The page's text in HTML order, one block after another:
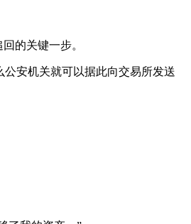
的关键一步。
安机关就可以据此向交易所发送